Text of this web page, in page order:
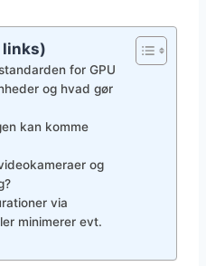
links)
for GPU
og hvad gør
kan komme
og
via
minimerer evt.